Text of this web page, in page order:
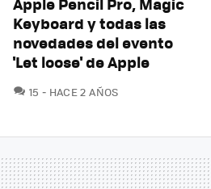
Keyboard y todas las
novedades del evento
'Let loose' de Apple
15 COMENTARIOS
HACE 2 AÑOS